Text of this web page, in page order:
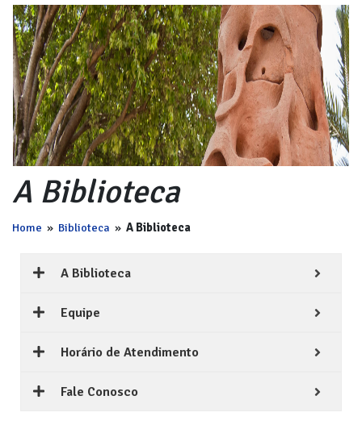
A Biblioteca
Home » Biblioteca » A Biblioteca
A Biblioteca
Equipe
Horário de Atendimento
Fale Conosco